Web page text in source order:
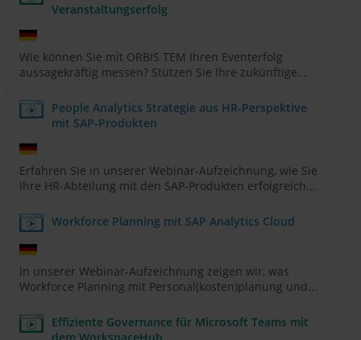
Veranstaltungserfolg
Wie können Sie mit ORBIS TEM Ihren Eventerfolg
aussagekräftig messen? Stützen Sie Ihre zukünftige...
People Analytics Strategie aus HR-Perspektive
mit SAP-Produkten
Erfahren Sie in unserer Webinar-Aufzeichnung, wie Sie
Ihre HR-Abteilung mit den SAP-Produkten erfolgreich...
Workforce Planning mit SAP Analytics Cloud
In unserer Webinar-Aufzeichnung zeigen wir, was
Workforce Planning mit Personal(kosten)planung und...
Effiziente Governance für Microsoft Teams mit